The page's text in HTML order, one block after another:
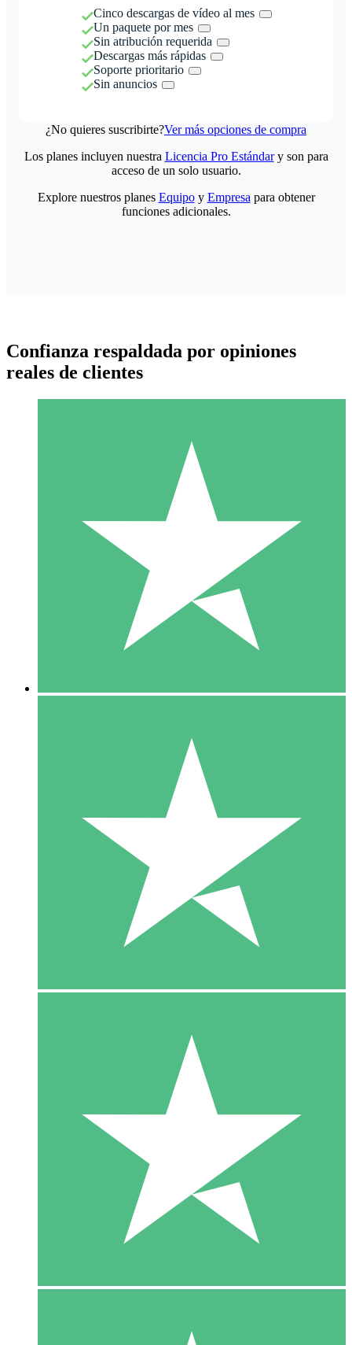
Cinco descargas de vídeo al mes
Un paquete por mes
Sin atribución requerida
Descargas más rápidas
Soporte prioritario
Sin anuncios
¿No quieres suscribirte?Ver más opciones de compra
Paquetes de Créditos Individuales
Paga según el uso con créditos de descarga. Sin compromiso
10 00
10 Descargas
20 00
Los planes incluyen nuestra Licencia Pro Estándary son para
acceso de un solo usuario.
Explore nuestros planes Equipoy Empresa para obtener
funciones adicionales.
Confianza respaldada por opiniones
reales de clientes